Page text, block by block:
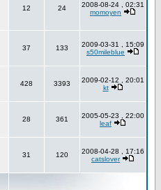
12 24
2008-08-24 , 02:31
momoyen
37 133
2009-03-31 , 15:09
s50mileblue
428 3393
2009-02-12 , 20:01
kt
28 361
2005-05-23 , 22:00
leaf
31 120
2008-04-28 , 17:16
catslover